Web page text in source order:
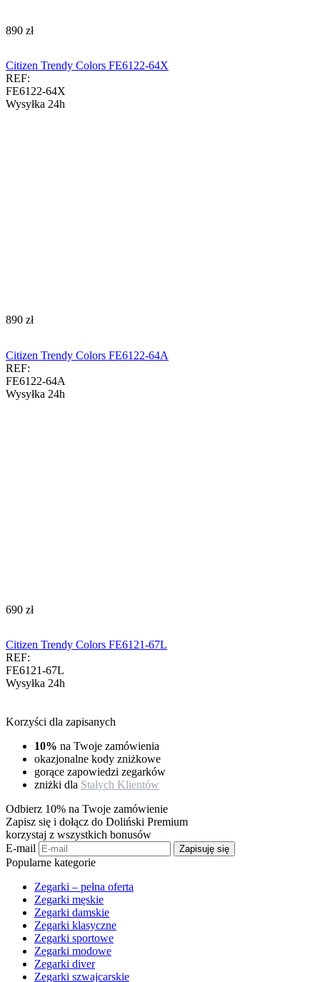
‍890‍ zł
Citizen Trendy Colors FE6122-64X
REF:
FE6122-64X
Wysyłka 24h
‍890‍ zł
Citizen Trendy Colors FE6122-64A
REF:
FE6122-64A
Wysyłka 24h
‍690‍ zł
Citizen Trendy Colors FE6121-67L
REF:
FE6121-67L
Wysyłka 24h
Korzyści dla zapisanych
10% na Twoje zamówienia
okazjonalne kody zniżkowe
gorące zapowiedzi zegarków
zniżki dla Stałych Klientów
Odbierz 10% na Twoje zamówienie
Zapisz się i dołącz do Doliński Premium
korzystaj z wszystkich bonusów
E-mail
Zapisuję się
Popularne kategorie
Zegarki – pełna oferta
Zegarki męskie
Zegarki damskie
Zegarki klasyczne
Zegarki sportowe
Zegarki modowe
Zegarki diver
Zegarki szwajcarskie